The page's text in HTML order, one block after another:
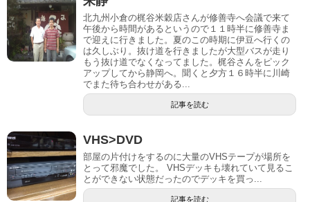
北九州小倉の梶谷米穀店さんが修善寺へ会議で来て
午後から時間があるというので１１時半に修善寺ま
で迎えに行きました。夏のこの時期に伊豆へ行くの
は久しぶり。抜け道を行きましたが大型バスが走り
もう抜け道でなくなってました。梶谷さんをピック
アップしてから静岡へ。聞くと夕方１６時半に川崎
でまた待ち合わせがある...
記事を読む
VHS>DVD
部屋の片付けをするのに大量のVHSテープが場所を
とって邪魔でした。 VHSデッキも壊れていて見るこ
とができない状態だったのでデッキを買っ...
記事を読む